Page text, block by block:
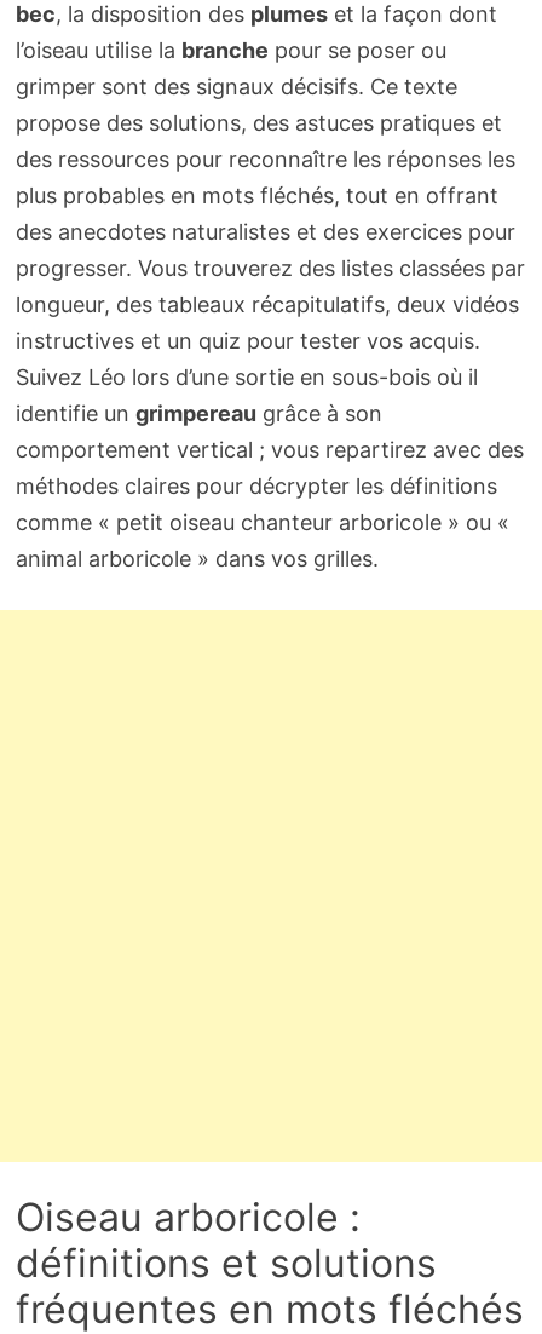
bec, la disposition des plumeset la façon dont
l’oiseau utilise la branche pour se poser ou
grimper sont des signaux décisifs. Ce texte
propose des solutions, des astuces pratiques et
des ressources pour reconnaître les réponses les
plus probables en mots fléchés, tout en offrant
des anecdotes naturalistes et des exercices pour
progresser. Vous trouverez des listes classées par
longueur, des tableaux récapitulatifs, deux vidéos
instructives et un quiz pour tester vos acquis.
Suivez Léo lors d’une sortie en sous-bois où il
identifie un grimpereau grâce à son
comportement vertical ; vous repartirez avec des
méthodes claires pour décrypter les définitions
comme « petit oiseau chanteur arboricole » ou «
animal arboricole » dans vos grilles.
Oiseau arboricole :
définitions et solutions
fréquentes en mots fléchés